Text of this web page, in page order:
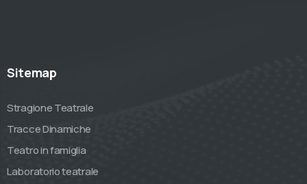
Sitemap
Stragione Teatrale
Tracce Dinamiche
Teatro in famiglia
Laboratorio teatrale